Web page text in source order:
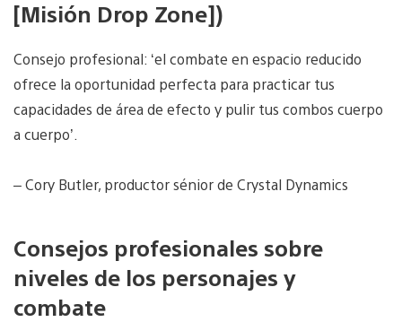
[Misión Drop Zone])
Consejo profesional: ‘el combate en espacio reducido
ofrece la oportunidad perfecta para practicar tus
capacidades de área de efecto y pulir tus combos cuerpo
a cuerpo’.
– Cory Butler, productor sénior de Crystal Dynamics
Consejos profesionales sobre
niveles de los personajes y
combate